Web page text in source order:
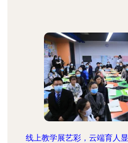
线上教学展艺彩，云端育人